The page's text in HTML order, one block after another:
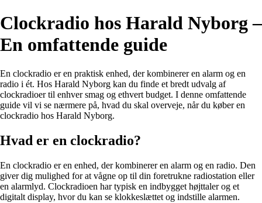
Clockradio hos Harald Nyborg –
En omfattende guide
En clockradio er en praktisk enhed, der kombinerer en alarm og en
radio i ét. Hos Harald Nyborg kan du finde et bredt udvalg af
clockradioer til enhver smag og ethvert budget. I denne omfattende
guide vil vi se nærmere på, hvad du skal overveje, når du køber en
clockradio hos Harald Nyborg.
Hvad er en clockradio?
En clockradio er en enhed, der kombinerer en alarm og en radio. Den
giver dig mulighed for at vågne op til din foretrukne radiostation eller
en alarmlyd. Clockradioen har typisk en indbygget højttaler og et
digitalt display, hvor du kan se klokkeslættet og indstille alarmen.